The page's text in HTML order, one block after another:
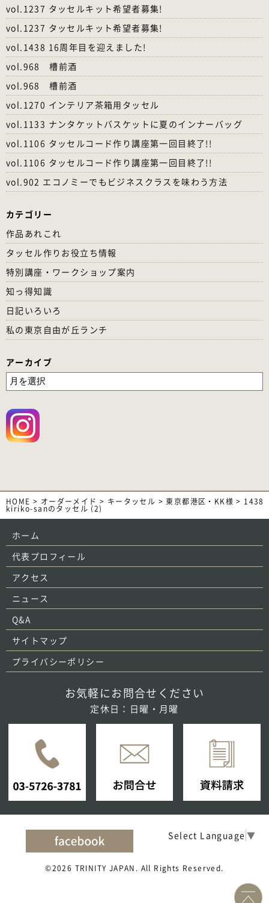
vol.1237 タッセルキット希望者募集!
vol.1237 タッセルキット希望者募集!
vol.1438 16周年目を迎えました!
vol.968 槽前酒
vol.968 槽前酒
vol.1270 インテリア茶箱用タッセル
vol.1133 ナンタケットバスケットに夏のインナーバッグ
vol.1106 タッセルコード作り講座第一回目終了!!
vol.1106 タッセルコード作り講座第一回目終了!!
vol.902 エコノミーでもビジネスクラスを味わう方法
カテゴリー
作品あれこれ
タッセル作りお役立ち情報
特別講座・ワークショップ案内
知っ得知識
日記いろいろ
私の東京自由が丘ランチ
アーカイブ
HOME > オーダーメイド > キータッセル >東京都港区・KK様 > 1438
kiriko-sanのタッセル (2)
ホーム
代表プロフィール
アクセス
ニュース
Q&A
サイトマップ
プライバシーポリシー
お気軽にお問合せください
定休日：日曜・月曜
Select Language ▼
©2026 TRINITY JAPAN. All Rights Reserved.